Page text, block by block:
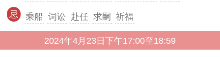
忌 乘船 词讼 赴任 求嗣 祈福
2024年4月23日下午17:00至18:59